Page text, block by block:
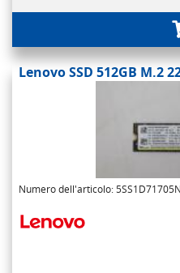
Lenovo SSD 512GB M.2
Numero dell'articolo: 5SS1D71705N